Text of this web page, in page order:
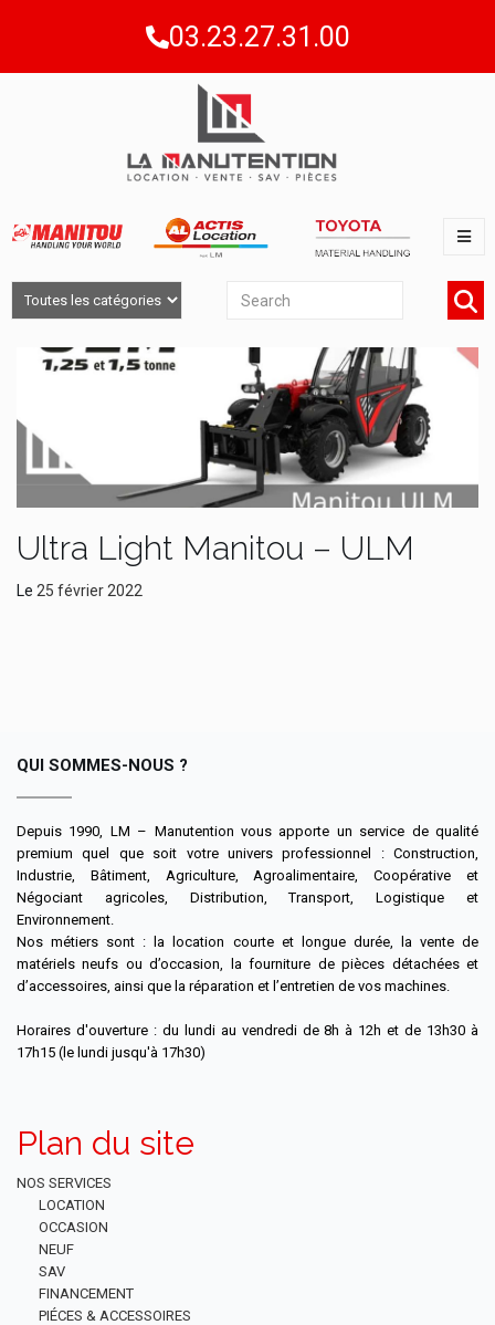
03.23.27.31.00
Ultra Light Manitou – ULM
Le 25 février 2022
QUI SOMMES-NOUS ?
Depuis 1990, LM – Manutention vous apporte un service de qualité
premium quel que soit votre univers professionnel : Construction,
Industrie, Bâtiment, Agriculture, Agroalimentaire, Coopérative et
Négociant agricoles, Distribution, Transport, Logistique et
Environnement.
Nos métiers sont : la location courte et longue durée, la vente de
matériels neufs ou d’occasion, la fourniture de pièces détachées et
d’accessoires, ainsi que la réparation et l’entretien de vos machines.
Horaires d'ouverture : du lundi au vendredi de 8h à 12h et de 13h30 à
17h15 (le lundi jusqu'à 17h30)
Plan du site
NOS SERVICES
LOCATION
OCCASION
NEUF
SAV
FINANCEMENT
PIÉCES & ACCESSOIRES